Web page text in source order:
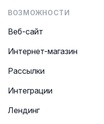
ВОЗМОЖНОСТИ
Веб-сайт
Интернет-магазин
Рассылки
Интеграции
Лендинг